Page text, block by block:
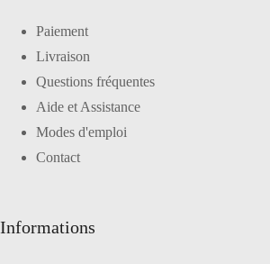
Paiement
Livraison
Questions fréquentes
Aide et Assistance
Modes d'emploi
Contact
Informations